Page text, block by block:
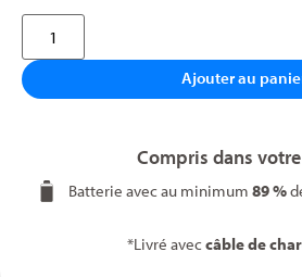
Ajouter au
Compris dans
Batterie avec au minimum 89 %
*Livré aveccâble de